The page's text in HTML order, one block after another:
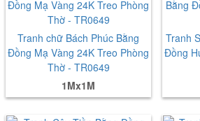
Tranh chữ Bách Phúc Bằng
Đồng Mạ Vàng 24K Treo Phòng
Thờ - TR0649
1Mx1M
Tranh
Đồng